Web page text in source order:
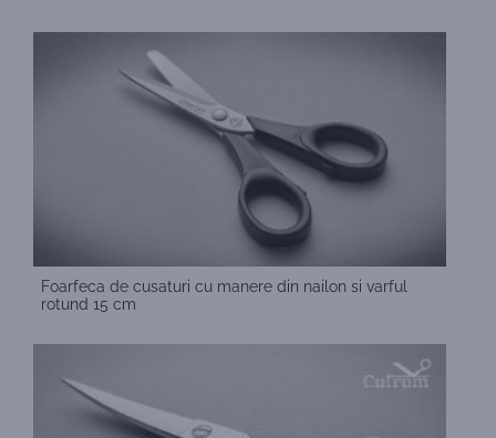
Foarfeca de cusaturi cu manere din nailon si varful
rotund 15 cm